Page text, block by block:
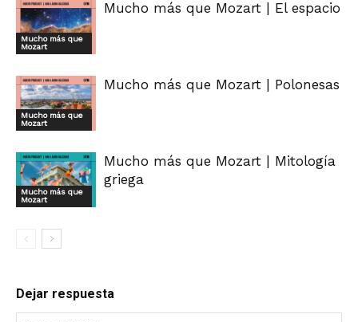
Mucho más que
Mozart
Mucho más que Mozart | El espacio
Mucho más que
Mozart
Mucho más que Mozart | Polonesas
Mucho más que
Mozart
Mucho más que Mozart | Mitología
griega
Dejar respuesta